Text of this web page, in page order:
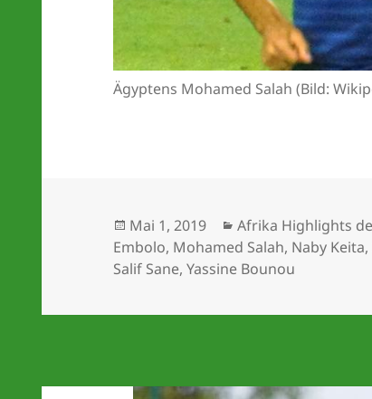
Ägyptens Mohamed Salah (Bild:
Veröffentlicht
am
Mai 1, 2019 Kategorien
Afrika Highlights
Embolo, Mohamed Salah, Naby Keita,
Salif Sane,Yassine Bounou